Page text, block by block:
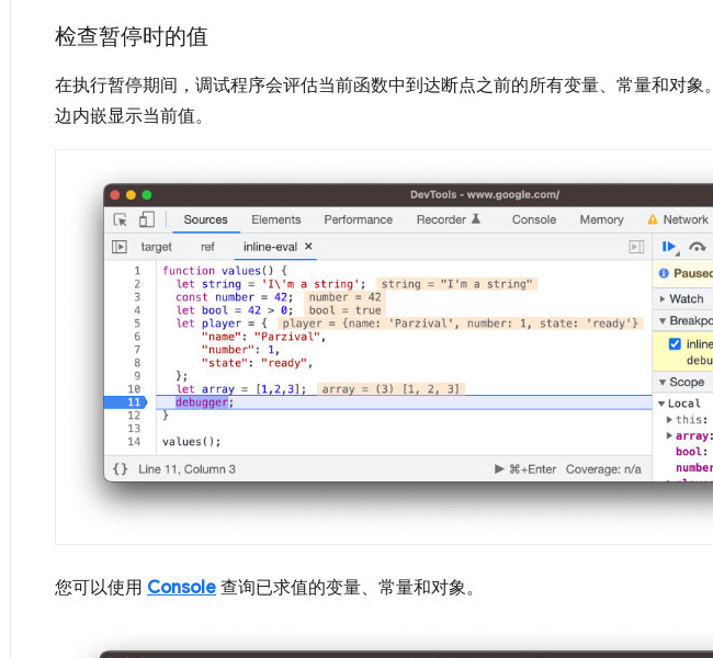
检查暂停时的值
在执行暂停期间，调试程序会评估当前函数中到达断点之前的所有变量、常量和对象
边内嵌显示当前值。
您可以使用 Console 查询已求值的变量、常量和对象。